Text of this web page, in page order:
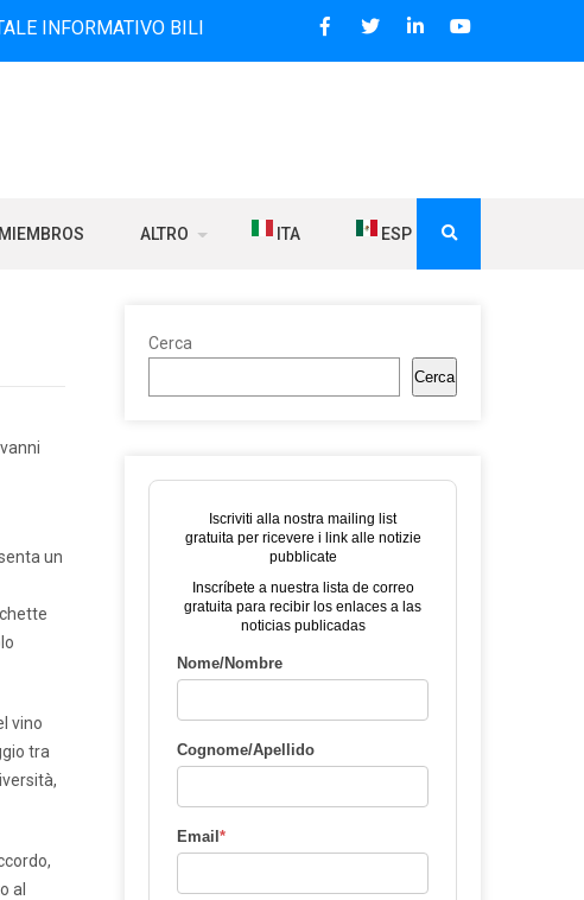
BILINGUE CHE DAL 2006 DIFFONDE NOTIZIE SUI
ALTRO ITA ESP
un
vino
tra
al
Cerca
Cerca
Iscriviti alla nostra mailing list
gratuita per ricevere i link alle notizie
pubblicate
Inscríbete a nuestra lista de correo
gratuita para recibir los enlaces a las
noticias publicadas
Nome/Nombre
Cognome/Apellido
Email *